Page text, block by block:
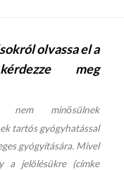
olvassa el a
meg
minősülnek
tartós gyógyhatással
gyógyítására. Mivel
a jelölésükre (címke